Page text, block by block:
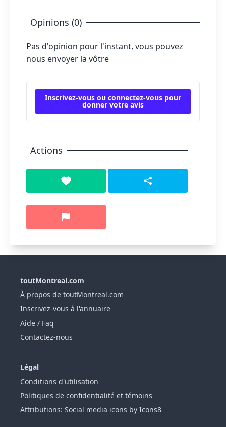
Opinions (0)
Pas d'opinion pour l'instant, vous pouvez
nous envoyer la vôtre
Inscrivez-vous ou connectez-vous pour
donner votre avis
Actions
toutMontreal.com
À propos de toutMontreal.com
Inscrivez-vous à l'annuaire
Aide / Faq
Contactez-nous
Légal
Conditions d'utilisation
Politiques de confidentialité et témoins
Attributions: Social media icons by Icons8